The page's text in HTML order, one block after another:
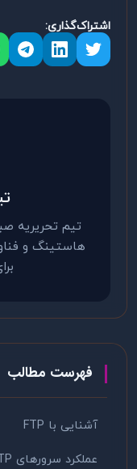
اشتراک‌گذاری:
تیم تحریریه
هاستینگ و
فهرست مطالب
آشنایی با FTP
عملکرد سرورهای FTP